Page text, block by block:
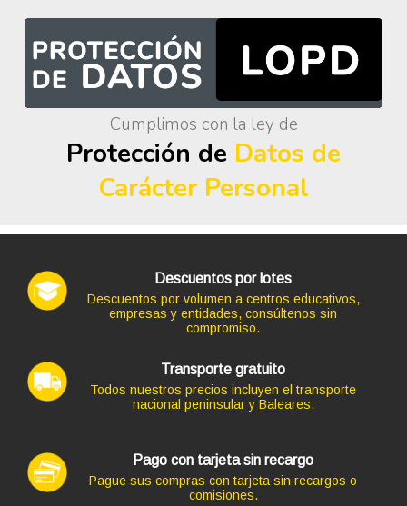
TECLADO SUBBLIM + MOUSE USB BLANCO
12,10 €
AÑADIR
Código: 9710
TECLADO TACENS + MOUSE LEVIS USB PLATA INALAM
Cumplimos con la ley de
Protección de Datos de
Carácter Personal
Descuentos por lotes
Descuentos por volumen a centros educativos,
empresas y entidades, consúltenos sin
compromiso.
Transporte gratuito
Todos nuestros precios incluyen el transporte
nacional peninsular y Baleares.
Pago con tarjeta sin recargo
Pague sus compras con tarjeta sin recargos o
comisiones.